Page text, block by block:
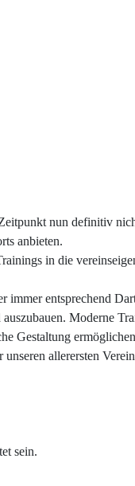
nun definitiv
anbieten.
in die
entsprechend
Moderne
Gestaltung
allerersten
sein.